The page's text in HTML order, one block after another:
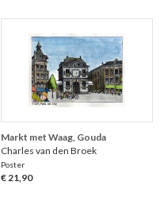
Markt met Waag, Gouda
Charles van den Broek
Poster
€ 21,90